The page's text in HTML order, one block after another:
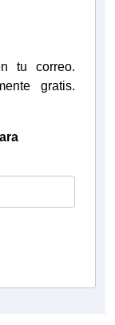
tu correo.
gratis.